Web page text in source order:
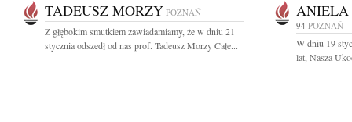
TADEUSZ MORZY POZNAŃ
Z głębokim smutkiem zawiadamiamy, że w dniu 21
stycznia odszedł od nas prof. Tadeusz Morzy Całe...
ANIELA
94 POZNAŃ
W dniu 19
lat, Nasza